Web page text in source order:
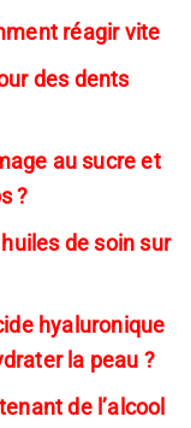
réagir vite
des dents
au sucre et
?
de soin sur
hyaluronique
la peau ?
de l’alcool